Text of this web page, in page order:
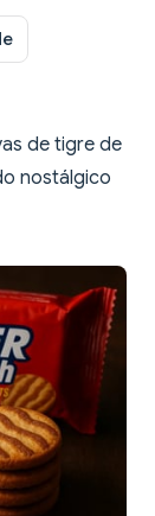
de tigre de
nostálgico